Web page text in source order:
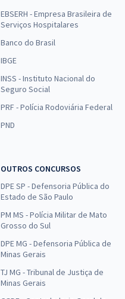
EBSERH - Empresa Brasileira de
Serviços Hospitalares
Banco do Brasil
IBGE
INSS - Instituto Nacional do
Seguro Social
PRF - Polícia Rodoviária Federal
PND
OUTROS CONCURSOS
DPE SP - Defensoria Pública do
Estado de São Paulo
PM MS - Polícia Militar de Mato
Grosso do Sul
DPE MG - Defensoria Pública de
Minas Gerais
TJ MG - Tribunal de Justiça de
Minas Gerais